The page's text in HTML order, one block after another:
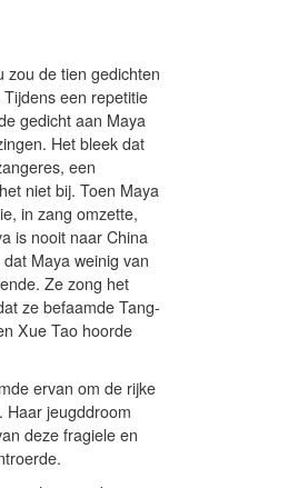
zou de tien gedichten
een repetitie
gedicht aan Maya
Het bleek dat
een
niet bij. Toen Maya
in zang omzette,
is nooit naar China
Maya weinig van
Ze zong het
ze befaamde Tang-
Xue Tao hoorde
ervan om de rijke
Haar jeugddroom
deze fragiele en